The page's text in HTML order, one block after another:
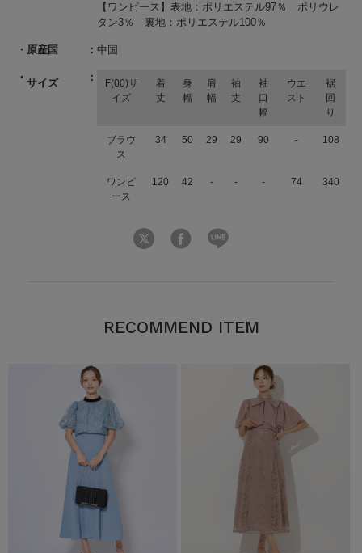
【ワンピース】表地：ポリエステル97％ ポリウレ
タン3％ 裏地：ポリエステル100％
原産国 中国
サイズ
F(00)サ
イズ
着
丈
身
幅
肩
幅
袖
丈
袖
口
幅
ウエ
スト
裾
回
り
ブラウ
ス
34 50 29 29 90 - 108
ワンピ
ース
120 42 - - - 74 340
RECOMMEND ITEM